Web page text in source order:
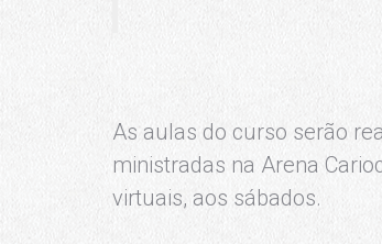
As aulas do curso serão
ministradas na Arena
virtuais, aos sábados.